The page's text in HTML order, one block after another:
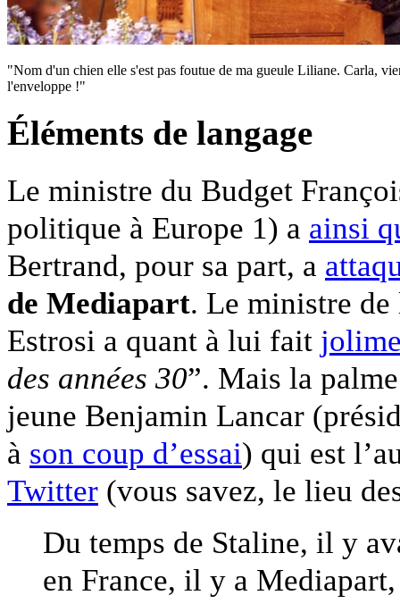
"Nom d'un chien elle s'est pas foutue de ma gueule Liliane. Carla,
l'enveloppe !"
Éléments de langage
Le ministre du Budget
politique à Europe 1) a ainsi
Bertrand, pour sa part, a
de Mediapart. Le ministre
Estrosi a quant à lui fait
des années 30”. Mais la
jeune Benjamin Lancar
à son coup d’essai) qui est
Twitter (vous savez, le lieu
Du temps de Staline, il y
en France, il y a